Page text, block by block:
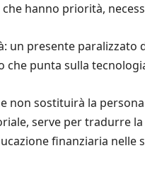
hanno priorità,
un presente
punta sulla
non sostituirà la
serve per tradurre
finanziaria nelle